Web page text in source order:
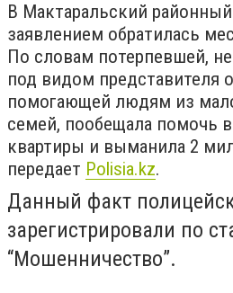
В Мактаральский
заявлением обратилась
По словам потерпевшей,
под видом представителя
помогающей людям из
семей, пообещала помочь
квартиры и выманила 2
передает Polisia.kz.
Данный факт
зарегистрировали по
“Мошенничество”.